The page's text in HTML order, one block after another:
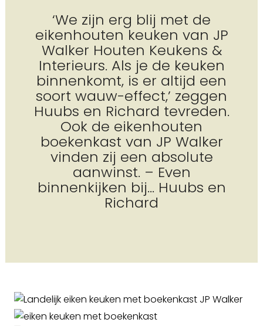
‘We zijn erg blij met de
eikenhouten keuken van JP
Walker Houten Keukens &
Interieurs. Als je de keuken
binnenkomt, is er altijd een
soort wauw-effect,’ zeggen
Huubs en Richard tevreden.
Ook de eikenhouten
boekenkast van JP Walker
vinden zij een absolute
aanwinst. – Even
binnenkijken bij… Huubs en
Richard